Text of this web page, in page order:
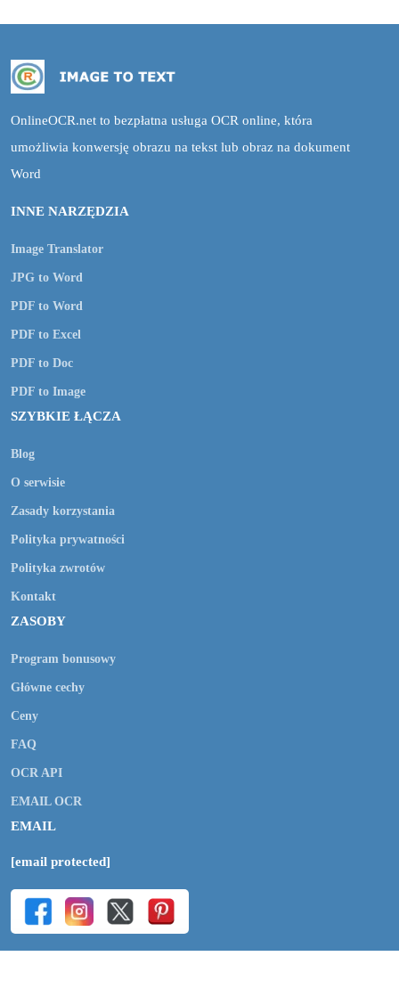
OnlineOCR.net to bezpłatna usługa OCR online, która
umożliwia konwersję obrazu na tekst lub obraz na dokument
Word
INNE NARZĘDZIA
Image Translator
JPG to Word
PDF to Word
PDF to Excel
PDF to Doc
PDF to Image
SZYBKIE ŁĄCZA
Blog
O serwisie
Zasady korzystania
Polityka prywatności
Polityka zwrotów
Kontakt
ZASOBY
Program bonusowy
Główne cechy
Ceny
FAQ
OCR API
EMAIL OCR
EMAIL
[email protected]